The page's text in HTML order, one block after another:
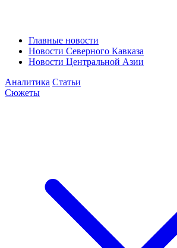
Главные новости
Новости Северного Кавказа
Новости Центральной Азии
Аналитика Статьи
Сюжеты